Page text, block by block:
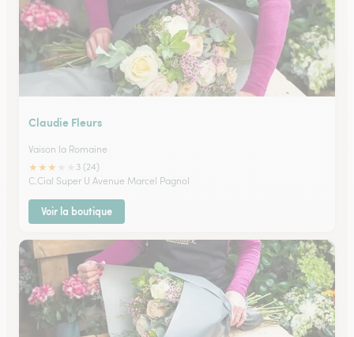
Claudie Fleurs
Vaison la Romaine
★★★
3 (24)
C.Cial Super U Avenue Marcel Pagnol
Voir la boutique